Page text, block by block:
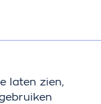
Autoverzekering
laten zien,